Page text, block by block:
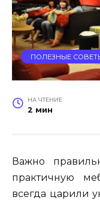
ПОЛЕЗНЫЕ
НА ЧТЕНИЕ
2 мин
Важно
практичную
всегда царили